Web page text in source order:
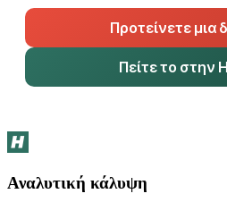
Προτείνετε μια
Πείτε το στην
Αναλυτική κάλυψη